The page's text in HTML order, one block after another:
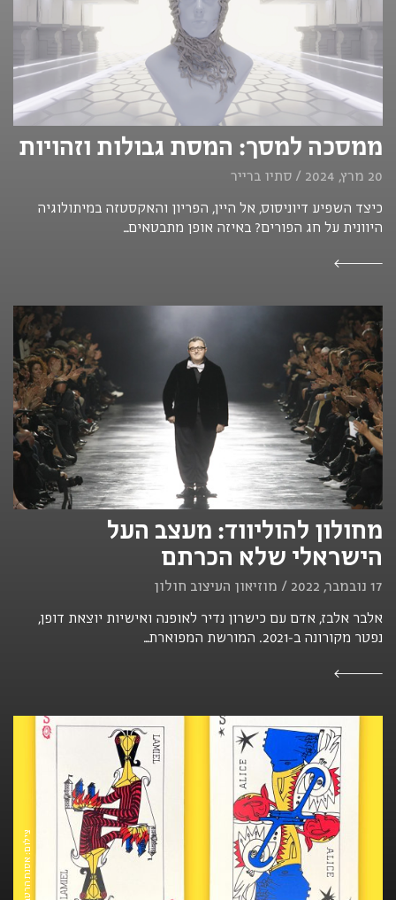
ממסכה למסך: המסת גבולות וזהויות
20 מרץ, 2024 / סתיו ברייר
כיצד השפיע דיוניסוס, אל היין, הפריון והאקסטזה במיתולוגיה
היוונית על חג הפורים? באיזה אופן מתבטאים...
מחולון להוליווד: מעצב העל
הישראלי שלא הכרתם
17 נובמבר, 2022 / מוזיאון העיצוב חולון
אלבר אלבז, אדם עם כישרון נדיר לאופנה ואישיות יוצאת דופן,
נפטר מקורונה ב-2021. המורשת המפוארת...
צילום: אסנת הרטבי